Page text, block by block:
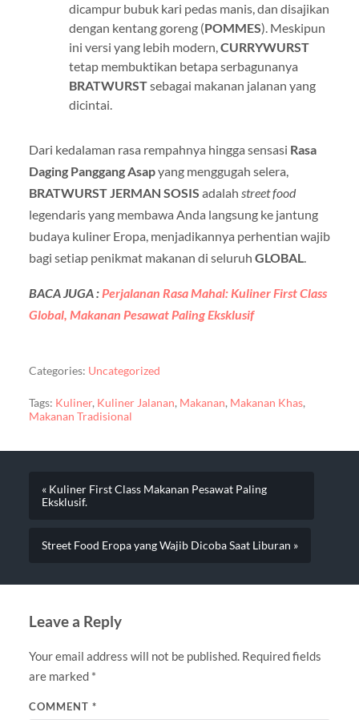
dicampur bubuk kari pedas manis, dan disajikan
dengan kentang goreng (POMMES). Meskipun
ini versi yang lebih modern,CURRYWURST
tetap membuktikan betapa serbagunanya
BRATWURSTsebagai makanan jalanan yang
dicintai.
Dari kedalaman rasa rempahnya hingga sensasi Rasa
Daging Panggang Asapyang menggugah selera,
BRATWURST JERMAN SOSIS adalah street food
legendaris yang membawa Anda langsung ke jantung
budaya kuliner Eropa, menjadikannya perhentian wajib
bagi setiap penikmat makanan di seluruh GLOBAL.
BACA JUGA : Perjalanan Rasa Mahal: Kuliner First Class
Global, Makanan Pesawat Paling Eksklusif
Categories: Uncategorized
Tags: Kuliner, Kuliner Jalanan, Makanan, Makanan Khas,
Makanan Tradisional
« Kuliner First Class Makanan Pesawat Paling
Eksklusif.
Street Food Eropa yang Wajib Dicoba Saat Liburan »
Leave a Reply
Your email address will not be published. Required fields
are marked *
COMMENT *